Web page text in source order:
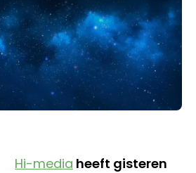
Hi-media heeft gisteren